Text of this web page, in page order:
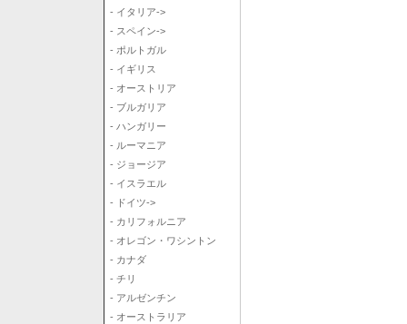
- イタリア->
- スペイン->
- ポルトガル
- イギリス
- オーストリア
- ブルガリア
- ハンガリー
- ルーマニア
- ジョージア
- イスラエル
- ドイツ->
- カリフォルニア
- オレゴン・ワシントン
- カナダ
- チリ
- アルゼンチン
- オーストラリア